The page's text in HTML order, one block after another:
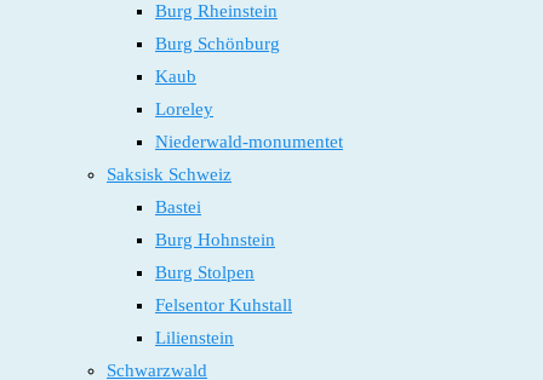
Burg Rheinstein
Burg Schönburg
Kaub
Loreley
Niederwald-monumentet
Saksisk Schweiz
Bastei
Burg Hohnstein
Burg Stolpen
Felsentor Kuhstall
Lilienstein
Schwarzwald